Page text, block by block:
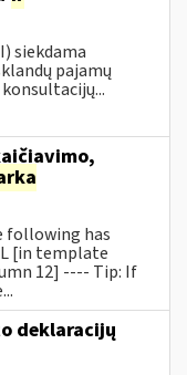
siekdama
pajamų
following has
[in template
12] ---- Tip: If
deklaracijų